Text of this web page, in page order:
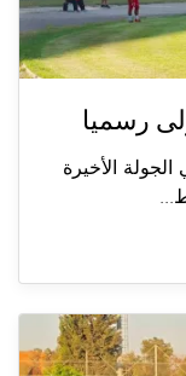
رسميا
السلام زغرتا 1-0، في الجولة الأخيرة